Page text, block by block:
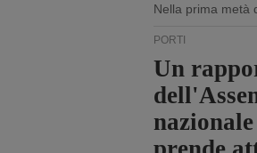
Nella prima metà
PORTI
Un